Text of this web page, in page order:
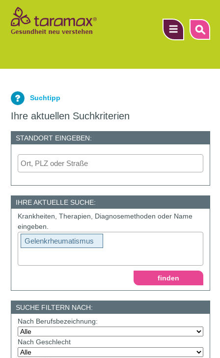
Suchtipp
Ihre aktuellen Suchkriterien
STANDORT EINGEBEN:
IHRE AKTUELLE SUCHE:
Krankheiten, Therapien, Diagnosemethoden oder Name
eingeben.
Gelenkrheumatismus
SUCHE FILTERN NACH:
Nach Berufsbezeichnung:
Nach Geschlecht